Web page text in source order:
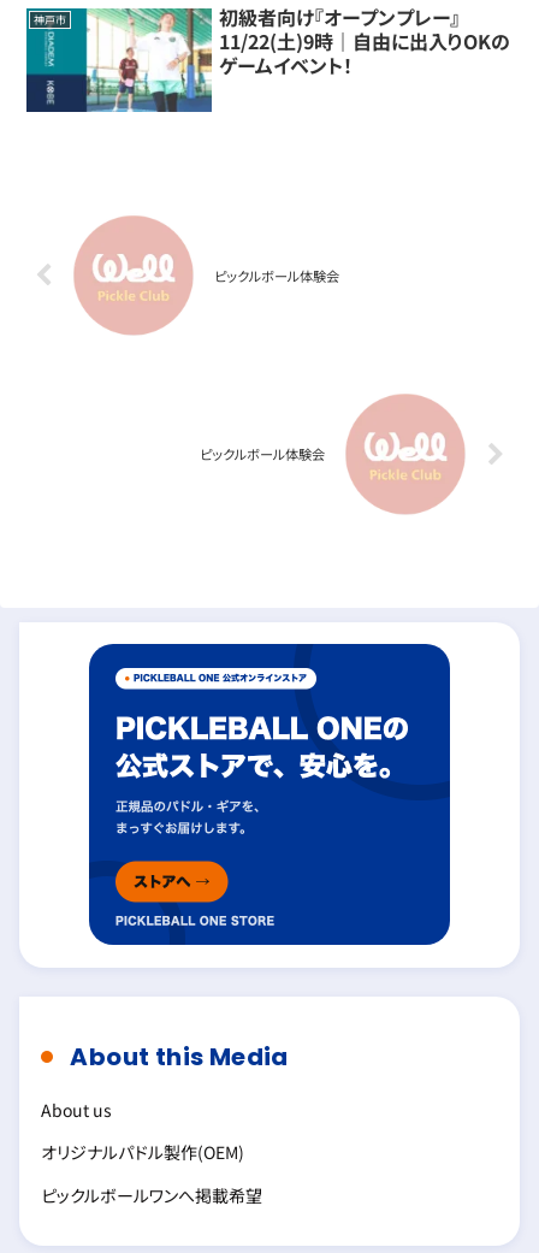
神戸市
初級者向け『オープンプレー』
11/22(土)9時｜自由に出入りOKの
ゲームイベント！
ピックルボール体験会
ピックルボール体験会
About this Media
About us
オリジナルパドル製作(OEM)
ピックルボールワンへ掲載希望